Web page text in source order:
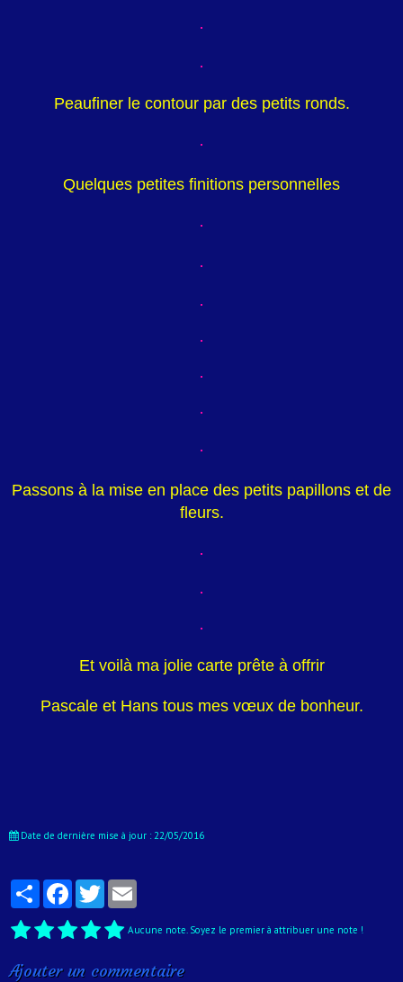
Peaufiner le contour par des petits ronds.
Quelques petites finitions personnelles
Passons à la mise en place des petits papillons et de
fleurs.
Et voilà ma jolie carte prête à offrir
Pascale et Hans tous mes vœux de bonheur.
Date de dernière mise à jour : 22/05/2016
PartagerFacebookTwitter
Aucune note. Soyez le premier à attribuer une note !
Ajouter un commentaire